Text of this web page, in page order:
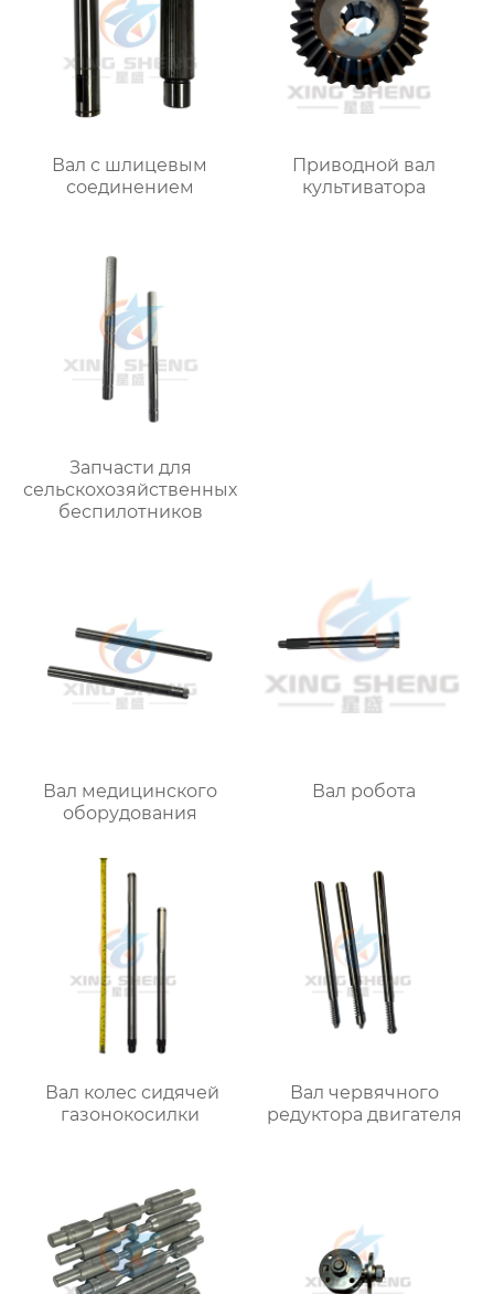
Вал с шлицевым
соединением
Приводной вал
культиватора
Запчасти для
сельскохозяйственных
беспилотников
Вал медицинского
оборудования
Вал робота
Вал колес сидячей
газонокосилки
Вал червячного
редуктора двигателя